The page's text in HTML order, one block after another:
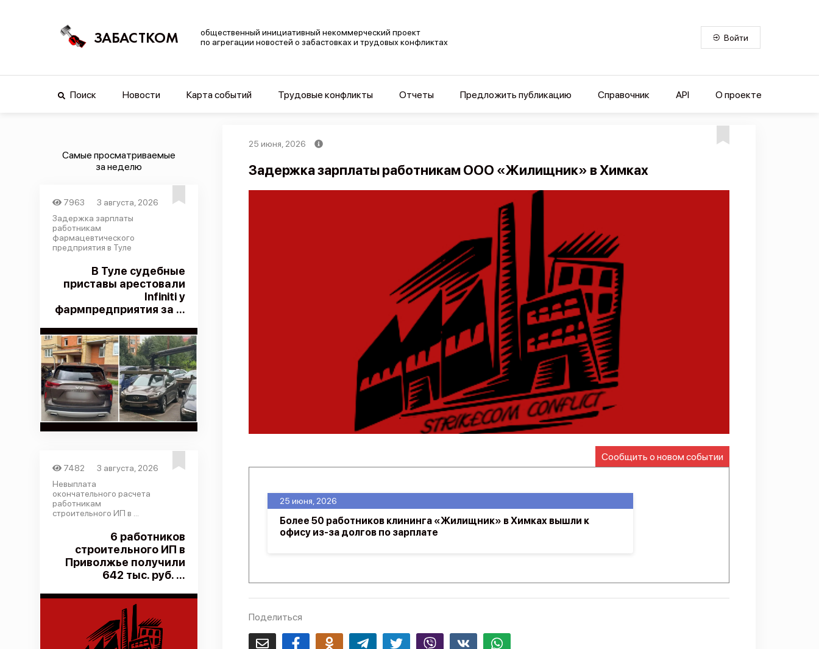
ЗАБАСТКОМ
общественный инициативный некоммерческий проект
по агрегации новостей о забастовках и трудовых конфликтах
Войти
Поиск Новости Карта событий Трудовые конфликты Отчеты Предложить публикацию Справочник API О проекте
Самые просматриваемые
за неделю
7963
3 августа, 2026
Задержка зарплаты
работникам
фармацевтического
предприятия в Туле
В Туле судебные
приставы арестовали
Infiniti у
фармпредприятия за ...
7482
3 августа, 2026
Невыплата
окончательного расчета
работникам
строительного ИП в ...
6 работников
строительного ИП в
Приволжье получили
642 тыс. руб. ...
25 июня, 2026
Задержка зарплаты работникам ООО «Жилищник» в Химках
Сообщить о новом событии
25 июня, 2026
Более 50 работников клининга «Жилищник» в Химках вышли к
офису из-за долгов по зарплате
Поделиться
Email FacebookOdnoklassnikiTelegram Twitter Viber Whatsapp